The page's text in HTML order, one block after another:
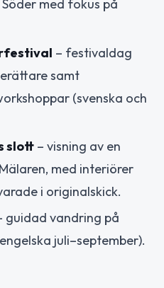
med fokus på
– festivaldag
samt
(svenska och
slott – visning av en
med interiörer
i originalskick.
guidad vandring på
juli–september).